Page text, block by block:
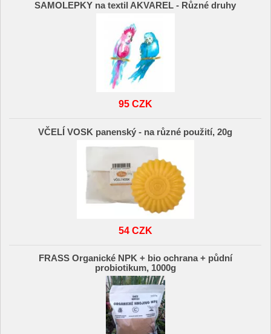
SAMOLEPKY na textil AKVAREL - Různé druhy
95 CZK
VČELÍ VOSK panenský - na různé použití, 20g
54 CZK
FRASS Organické NPK + bio ochrana + půdní
probiotikum, 1000g